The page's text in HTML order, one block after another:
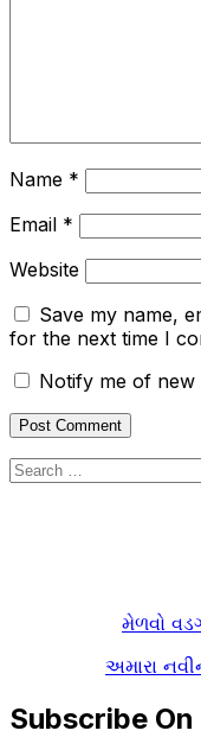
Name *
Email *
Website
Save my name,
for the next time I
Notify me of new
Search
for:
મેળવો
અમારા
Subscribe